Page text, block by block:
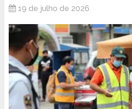
19 de julho de 2026